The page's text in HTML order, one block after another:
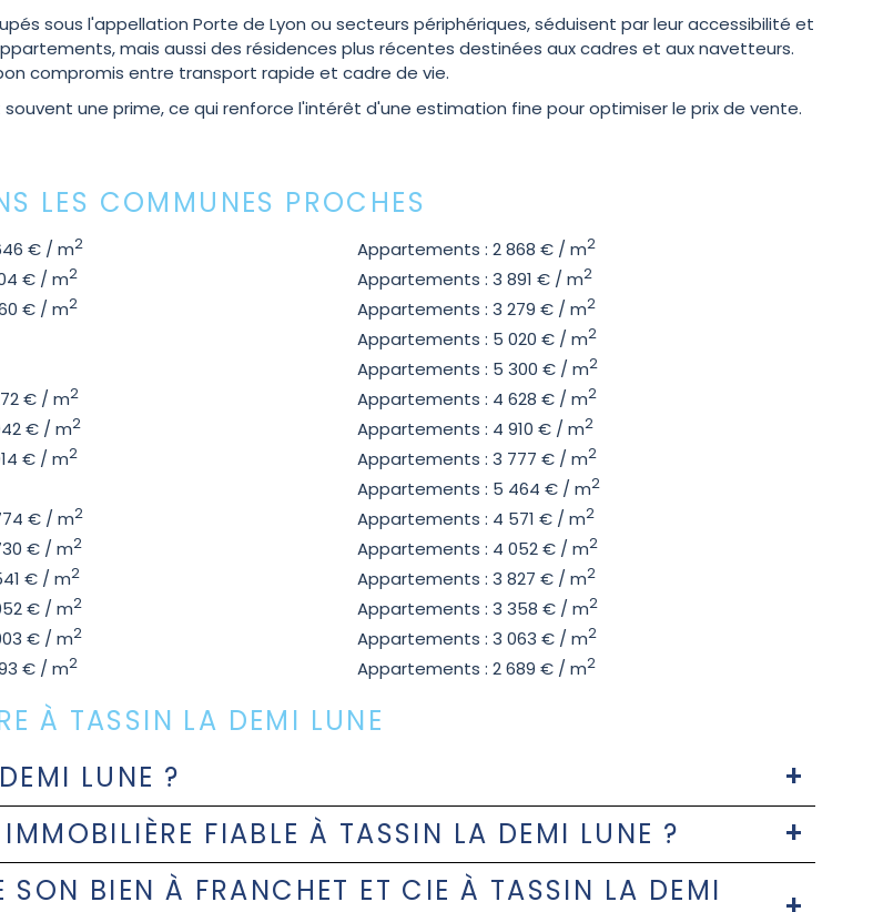
sous l'appellation Porte de Lyon ou secteurs périphériques, séduisent par leur accessibilité et
mais aussi des résidences plus récentes destinées aux cadres et aux navetteurs.
compromis entre transport rapide et cadre de vie.
une prime, ce qui renforce l'intérêt d'une estimation fine pour optimiser le prix de vente.
LES COMMUNES PROCHES
€ / m2 Appartements : 2 868 € / m2
€ / m2 Appartements : 3 891 € / m2
€ / m2 Appartements : 3 279 € / m2
Appartements : 5 020 € / m2
Appartements : 5 300 € / m2
€ / m2 Appartements : 4 628 € / m2
€ / m2 Appartements : 4 910 € / m2
€ / m2 Appartements : 3 777 € / m2
Appartements : 5 464 € / m2
€ / m2 Appartements : 4 571 € / m2
€ / m2 Appartements : 4 052 € / m2
€ / m2 Appartements : 3 827 € / m2
€ / m2 Appartements : 3 358 € / m2
€ / m2 Appartements : 3 063 € / m2
€ / m2 Appartements : 2 689 € / m2
À TASSIN LA DEMI LUNE
LUNE ?
FIABLE À TASSIN LA DEMI LUNE ?
BIEN À FRANCHET ET CIE À TASSIN LA DEMI